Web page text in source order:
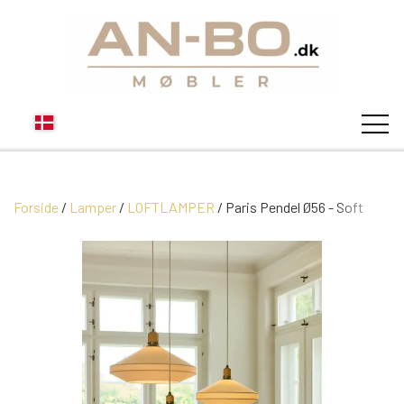
STUEN
SOFA
MODUL SOFAER
MODUL SOFA DALLAS
SOFABORDE
SPISESTUEN
VITRINER
SOVEVÆRELSE
Forside Lamper LOFTLAMPER Paris Pendel Ø56 - Soft